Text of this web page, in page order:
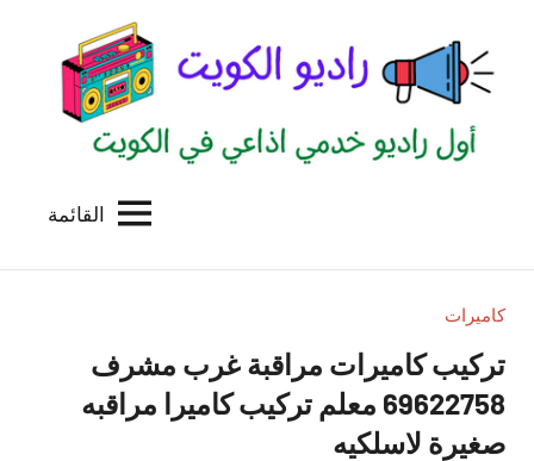
المحتوى
الكويت
للاعلانات
بالكويت
القائمة
كاميرات
تركيب كاميرات مراقبة غرب مشرف
69622758 معلم تركيب كاميرا مراقبه
صغيرة لاسلكيه